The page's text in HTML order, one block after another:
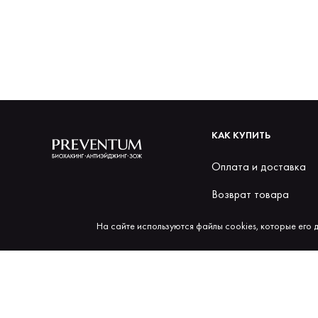
КАК КУПИТЬ
Оплата и доставка
Возврат товара
Бонусы за покупки
На сайте используются файлы cookies, которые